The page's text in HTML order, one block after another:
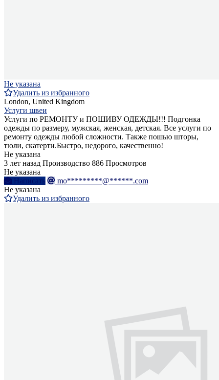
Не указана
Удалить из избранного
London, United Kingdom
Услуги швеи
Услуги по РЕМОНТУ и ПОШИВУ ОДЕЖДЫ!!! Подгонка
одежды по размеру, мужская, женская, детская. Все услуги по
ремонту одежды любой сложности. Также пошью шторы,
тюли, скатерти.Быстро, недорого, качественно!
Не указана
3 лет назад Производство 886 Просмотров
Не указана
Написать
mo*********@******.com
Не указана
Удалить из избранного